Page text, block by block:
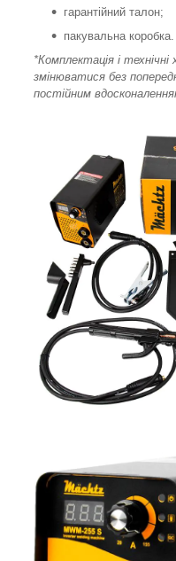
гарантійний талон;
пакувальна коробка.
*Комплектація і
змінюватися без
постійним